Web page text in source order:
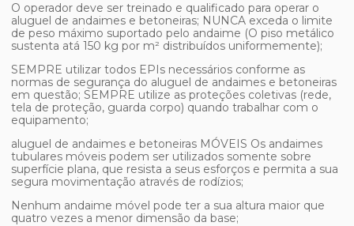
O operador deve ser treinado e qualificado para operar o
aluguel de andaimes e betoneiras; NUNCA exceda o limite
de peso máximo suportado pelo andaime (O piso metálico
sustenta atá 150 kg por m² distribuídos uniformemente);
SEMPRE utilizar todos EPIs necessários conforme as
normas de segurança do aluguel de andaimes e betoneiras
em questão; SEMPRE utilize as proteções coletivas (rede,
tela de proteção, guarda corpo) quando trabalhar com o
equipamento;
aluguel de andaimes e betoneiras MÓVEIS Os andaimes
tubulares móveis podem ser utilizados somente sobre
superfície plana, que resista a seus esforços e permita a sua
segura movimentação através de rodízios;
Nenhum andaime móvel pode ter a sua altura maior que
quatro vezes a menor dimensão da base;